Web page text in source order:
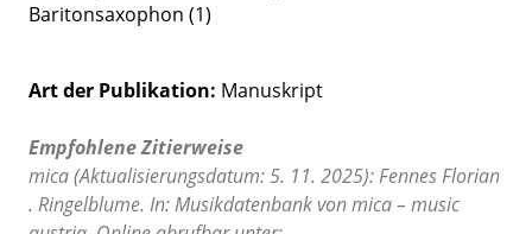
Baritonsaxophon (1)
Art der Publikation Manuskript
Empfohlene Zitierweise
mica (Aktualisierungsdatum: 5. 11. 2025): Fennes Florian
. Ringelblume. In: Musikdatenbank von mica – music